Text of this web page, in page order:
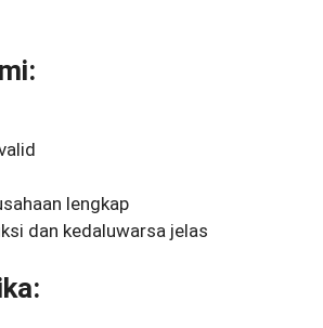
lengkap
dan kedaluwarsa jelas